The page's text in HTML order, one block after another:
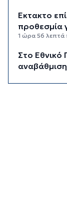
Έκτακτο
προθεσμία
1 ώρα 56 λεπτά
Στο